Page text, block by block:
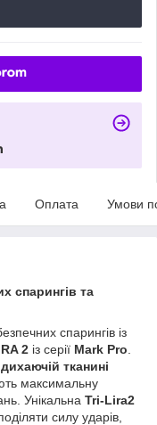
Оплата Умови
спарингів та
спарингів із
2 із серії Mark Pro
дихаючій тканині
максимальну
Унікальна Tri-Lira2
силу ударів,